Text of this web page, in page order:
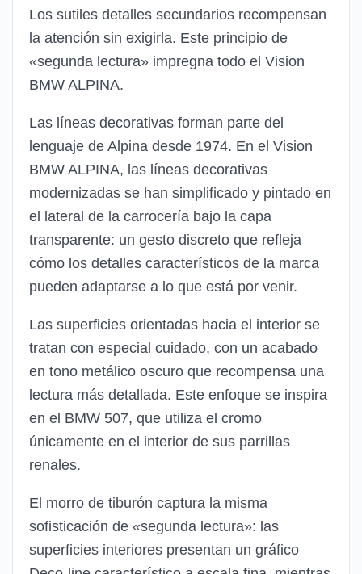
Los sutiles detalles secundarios recompensan
la atención sin exigirla. Este principio de
«segunda lectura» impregna todo el Vision
BMW ALPINA.
Las líneas decorativas forman parte del
lenguaje de Alpina desde 1974. En el Vision
BMW ALPINA, las líneas decorativas
modernizadas se han simplificado y pintado en
el lateral de la carrocería bajo la capa
transparente: un gesto discreto que refleja
cómo los detalles característicos de la marca
pueden adaptarse a lo que está por venir.
Las superficies orientadas hacia el interior se
tratan con especial cuidado, con un acabado
en tono metálico oscuro que recompensa una
lectura más detallada. Este enfoque se inspira
en el BMW 507, que utiliza el cromo
únicamente en el interior de sus parrillas
renales.
El morro de tiburón captura la misma
sofisticación de «segunda lectura»: las
superficies interiores presentan un gráfico